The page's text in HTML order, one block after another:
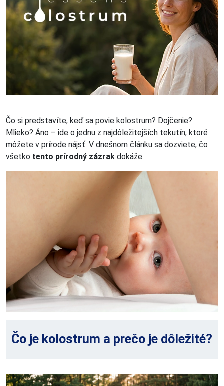
Čo si predstavíte, keď sa povie kolostrum? Dojčenie?
Mlieko? Áno – ide o jednu z najdôležitejších tekutín, ktoré
môžete v prírode nájsť. V dnešnom článku sa dozviete, čo
všetko tento prírodný zázrak dokáže.
Čo je kolostrum a prečo je dôležité?